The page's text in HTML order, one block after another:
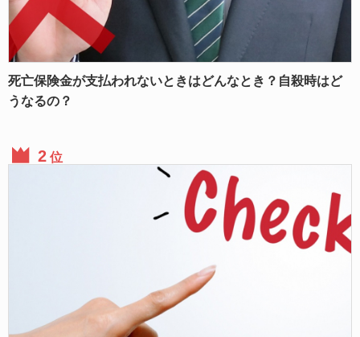
死亡保険金が支払われないときはどんなとき？自殺時はど
うなるの？
位